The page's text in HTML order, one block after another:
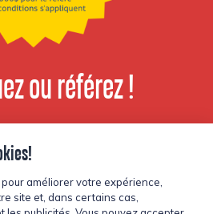
ou référez !
postes